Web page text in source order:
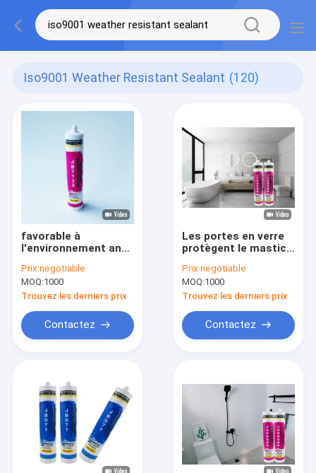
Iso9001 Weather Resistant Sealant (120)
favorable à
l'environnement anti-
mastic de silicone
d'Acetoxy de la
cartouche 300ml
Prix:negotiable
MOQ:1000
Trouvez les derniers prix
Contactez
Les portes en verre
protègent le mastic
intempéries de
silicone d'Acetoxy
pour des tuyaux de
drainage
Prix:negotiable
MOQ:1000
Trouvez les derniers prix
Contactez